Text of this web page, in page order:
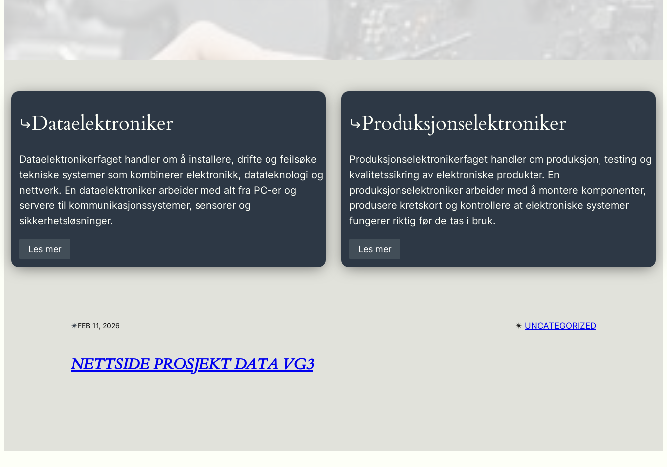
Dataelektroniker
Dataelektronikerfaget handler om å installere, drifte og feilsøke
tekniske systemer som kombinerer elektronikk, datateknologi og
nettverk. En dataelektroniker arbeider med alt fra PC-er og
servere til kommunikasjonssystemer, sensorer og
sikkerhetsløsninger.
Les mer
Produksjonselektroniker
Produksjonselektronikerfaget handler om produksjon, testing og
kvalitetssikring av elektroniske produkter. En
produksjonselektroniker arbeider med å montere komponenter,
produsere kretskort og kontrollere at elektroniske systemer
fungerer riktig før de tas i bruk.
Les mer
✴︎FEB 11, 2026 ✴︎ UNCATEGORIZED
NETTSIDE PROSJEKT DATA VG3